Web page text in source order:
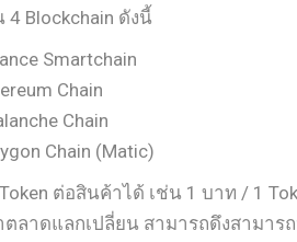
4 Blockchain ดังนี้
Smartchain
Chain
Chain
Chain (Matic)
ต่อสินค้าได้ เช่น 1 บาท / 1
ตลาดแลกเปลี่ยน สามารถดึงสามา